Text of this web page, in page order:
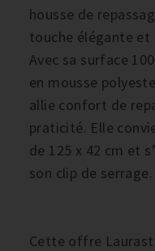
housse de
touche élégante et
Avec sa surface
en mousse
allie confort de
praticité. Elle
de 125 x 42 cm et
son clip de serrage.
Cette offre